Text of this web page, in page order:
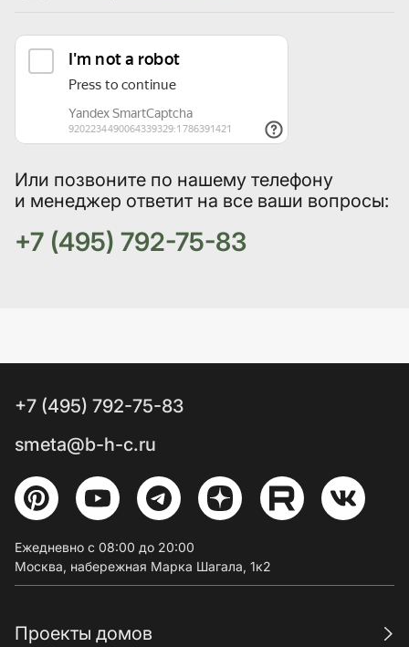
Или позвоните по нашему телефону
и менеджер ответит на все ваши вопросы:
+7 (495) 792-75-83
Проекты домов
+7 (495) 792-75-83
smeta@b-h-c.ru
Ежедневно с 08:00 до 20:00
Москва, набережная Марка Шагала, 1к2